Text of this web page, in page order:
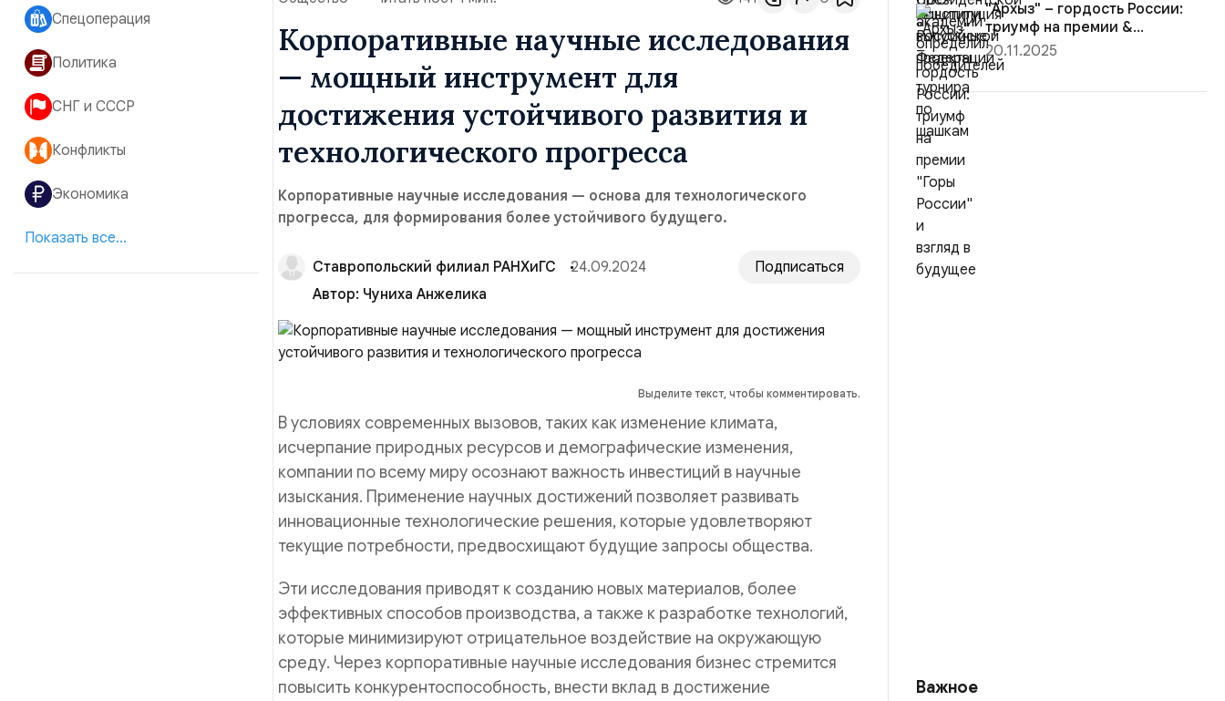
Спецоперация
Политика
СНГ и СССР
Конфликты
Экономика
Показать все...
Корпоративные научные исследования
— мощный инструмент для
достижения устойчивого развития и
технологического прогресса
Корпоративные научные исследования — основа для технологического
прогресса, для формирования более устойчивого будущего.
Ставропольский филиал РАНХиГС 24.09.2024
Подписаться
Автор: Чуниха Анжелика
Выделите текст, чтобы комментировать.
В условиях современных вызовов, таких как изменение климата,
исчерпание природных ресурсов и демографические изменения,
компании по всему миру осознают важность инвестиций в научные
изыскания. Применение научных достижений позволяет развивать
инновационные технологические решения, которые удовлетворяют
текущие потребности, предвосхищают будущие запросы общества.
Эти исследования приводят к созданию новых материалов, более
эффективных способов производства, а также к разработке технологий,
которые минимизируют отрицательное воздействие на окружающую
среду. Через корпоративные научные исследования бизнес стремится
повысить конкурентоспособность, внести вклад в достижение
"Архыз" – гордость России:
триумф на премии &...
20.11.2025
Важное